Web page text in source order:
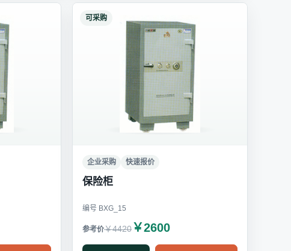
可采购
企业采购 快速报价
保险柜
编号 BXG_15
￥4420 ￥2600